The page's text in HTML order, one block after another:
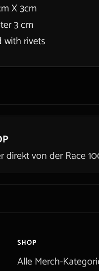
X 3cm
3 cm
with rivets
von der Race
SHOP
Alle Merch-